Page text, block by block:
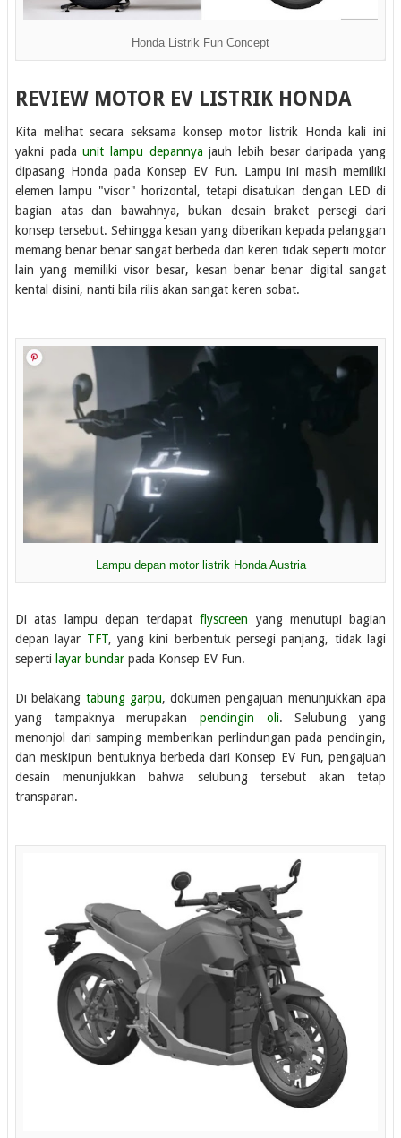
Honda Listrik Fun Concept
REVIEW MOTOR EV LISTRIK HONDA
Kita melihat secara seksama konsep motor listrik Honda kali ini
yakni padaunit lampu depannya jauh lebih besar daripada yang
dipasang Honda pada Konsep EV Fun. Lampu ini masih memiliki
elemen lampu "visor" horizontal, tetapi disatukan dengan LED di
bagian atas dan bawahnya, bukan desain braket persegi dari
konsep tersebut. Sehingga kesan yang diberikan kepada pelanggan
memang benar benar sangat berbeda dan keren tidak seperti motor
lain yang memiliki visor besar, kesan benar benar digital sangat
kental disini, nanti bila rilis akan sangat keren sobat.
Lampu depan motor listrik Honda Austria
Di atas lampu depan terdapatflyscreen yang menutupi bagian
depan layar TFT, yang kini berbentuk persegi panjang, tidak lagi
seperti layar bundar pada Konsep EV Fun.
Di belakang tabung garpu, dokumen pengajuan menunjukkan apa
yang tampaknya merupakan pendingin oli. Selubung yang
menonjol dari samping memberikan perlindungan pada pendingin,
dan meskipun bentuknya berbeda dari Konsep EV Fun, pengajuan
desain menunjukkan bahwa selubung tersebut akan tetap
transparan.